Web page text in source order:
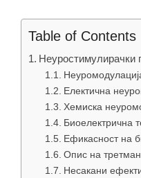
Table of Contents
Неуростимулирачки
Електична
Хемиска
Биоелектрична
Ефикасност на
Опис на
Несакани